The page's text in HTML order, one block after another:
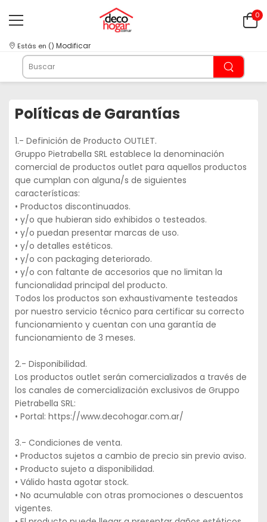
0
Estás en () Modificar
Políticas de Garantías
1.- Definición de Producto OUTLET.
Gruppo Pietrabella SRL establece la denominación
comercial de productos outlet para aquellos productos
que cumplan con alguna/s de siguientes
características:
• Productos discontinuados.
• y/o que hubieran sido exhibidos o testeados.
• y/o puedan presentar marcas de uso.
• y/o detalles estéticos.
• y/o con packaging deteriorado.
• y/o con faltante de accesorios que no limitan la
funcionalidad principal del producto.
Todos los productos son exhaustivamente testeados
por nuestro servicio técnico para certificar su correcto
funcionamiento y cuentan con una garantía de
funcionamiento de 3 meses.
2.- Disponibilidad.
Los productos outlet serán comercializados a través de
los canales de comercialización exclusivos de Gruppo
Pietrabella SRL:
• Portal: https://www.decohogar.com.ar/
3.- Condiciones de venta.
• Productos sujetos a cambio de precio sin previo aviso.
• Producto sujeto a disponibilidad.
• Válido hasta agotar stock.
• No acumulable con otras promociones o descuentos
vigentes.